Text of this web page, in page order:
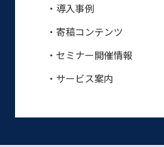
・導入事例
・寄稿コンテンツ
・セミナー開催情報
・サービス案内